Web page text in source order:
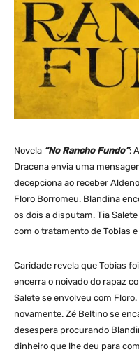
Novela “No Rancho Fundo”:
Dracena envia uma
decepciona ao receber
Floro Borromeu. Blandina
os dois a disputam. Tia
com o tratamento de Tobias
Caridade revela que Tobias
encerra o noivado do rapaz
Salete se envolveu com
novamente. Zé Beltino se
desespera procurando
dinheiro que lhe deu para